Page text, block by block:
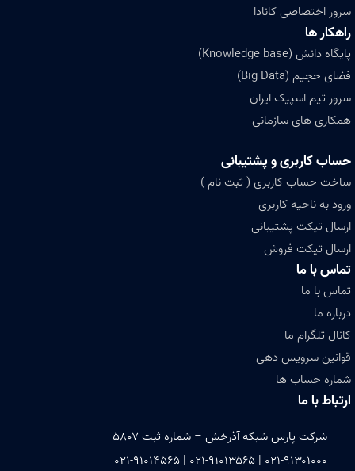
سرور اختصاصی کانادا
راهکار ها
پایگاه دانش (Knowledge base)
فضای حجیم (Big Data)
سرور تیم اسپیک ایران
همکاری های سازمانی
حساب کاربری و پشتیبانی
ساخت حساب کاربری ( ثبت نام )
ورود به ناحیه کاربری
ارسال تیکت پشتیبانی
ارسال تیکت فروش
تماس با ما
تماس با ما
درباره ما
کانال تلگرام ما
قوانین سرویس دهی
شماره حساب ها
ارتباط با ما
شرکت پارس شبکه آذرخش – شماره ثبت ۵۸۰۷
۰۲۱-۹۱۳۰۱۰۰۰ | ۰۲۱-۹۱۰۱۳۵۶۵ | ۰۲۱-۹۱۰۱۴۵۶۵